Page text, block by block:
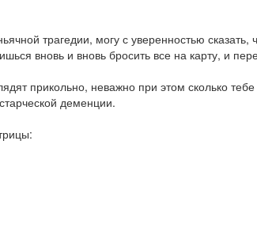
трагедии, могу с уверенностью сказать,
вновь и вновь бросить все на карту, и
прикольно, неважно при этом сколько тебе
деменции.